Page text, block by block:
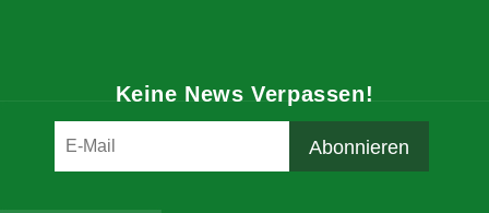
Keine News Verpassen!